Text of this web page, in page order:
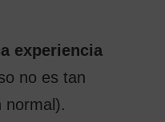
experiencia
no es tan
normal).